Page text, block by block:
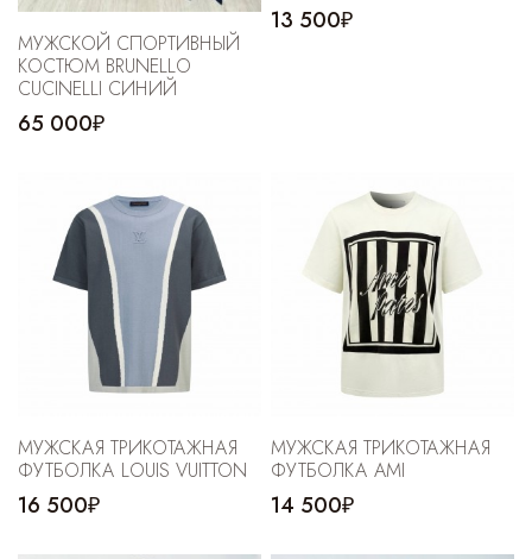
МУЖСКОЙ СПОРТИВНЫЙ
КОСТЮМ BRUNELLO
CUCINELLI СИНИЙ
65 000₽
13 500₽
МУЖСКАЯ ТРИКОТАЖНАЯ
ФУТБОЛКА LOUIS VUITTON
16 500₽
МУЖСКАЯ ТРИКОТАЖНАЯ
ФУТБОЛКА AMI
14 500₽